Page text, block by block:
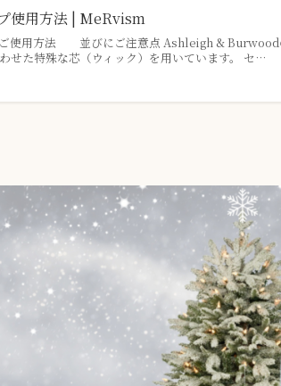
使用方法 | MeRvism
ご使用方法 並びにご注意点 Ashleigh & Burwood
せた特殊な芯（ウィック）を用いています。 セ…